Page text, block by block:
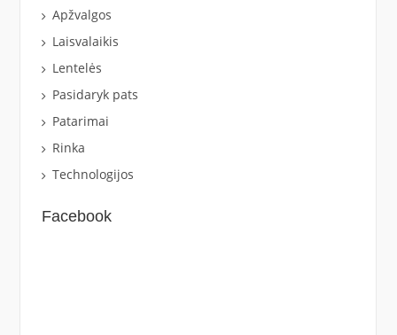
Apžvalgos
Laisvalaikis
Lentelės
Pasidaryk pats
Patarimai
Rinka
Technologijos
Facebook